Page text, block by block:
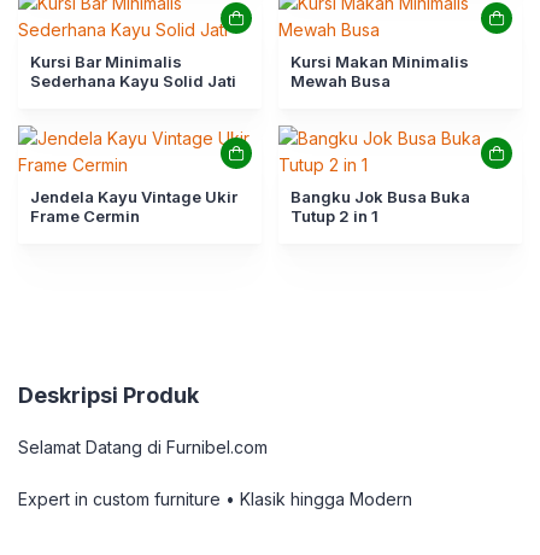
Kursi Bar Minimalis
Sederhana Kayu Solid Jati
Kursi Makan Minimalis
Mewah Busa
Jendela Kayu Vintage Ukir
Frame Cermin
Bangku Jok Busa Buka
Tutup 2 in 1
Deskripsi Produk
Selamat Datang di Furnibel.com
Expert in custom furniture • Klasik hingga Modern